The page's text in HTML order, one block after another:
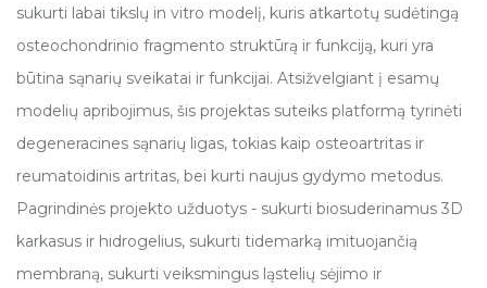
APC paslaugos
APC tvarka
GRĮSTAS NANO-LYGIO ELEKTRINIO LAUKO SUSTIPRINIMU IR
IMPEDANSO MAŽINIMU: PIRMOJI IN VIVO VALIDACIJA
MULTICHONDRO
ELEKTRAI LAIDŽIŲ POLIMERŲ PRITAIKYMAS
NAUJOS KARTOS NANO-ELEKTROCHEMOTERAPIJA
IN VIVO VALIDACIJA
SKIRTAS VAISTŲ TESTAVIMUI MECHANINIOSTI MULIAVIMO
sukurti labai tikslų in vitro modelį, kuris atkartotų sudėtingą
osteochondrinio fragmento struktūrą ir funkciją, kuri yra
būtina sąnarių sveikatai ir funkcijai. Atsižvelgiant į esamų
modelių apribojimus, šis projektas suteiks platformą tyrinėti
degeneracines sąnarių ligas, tokias kaip osteoartritas ir
reumatoidinis artritas, bei kurti naujus gydymo metodus.
Pagrindinės projekto užduotys - sukurti biosuderinamus 3D
karkasus ir hidrogelius, sukurti tidemarką imituojančią
membraną, sukurti veiksmingus ląstelių sėjimo ir